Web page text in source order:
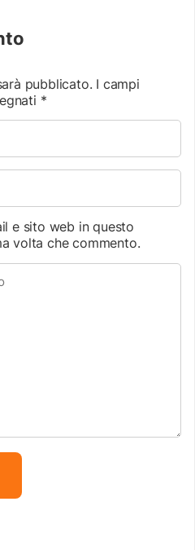
pubblicato. I campi
*
e sito web in questo
volta che commento.